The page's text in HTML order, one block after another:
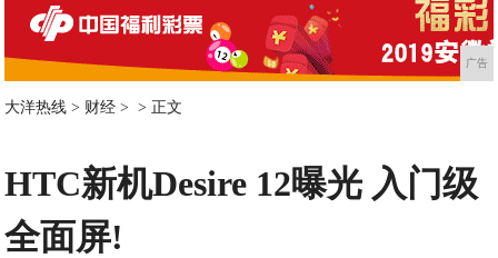
广告
大洋热线 > 财经 > > 正文
HTC新机Desire 12曝光 入门级
全面屏!